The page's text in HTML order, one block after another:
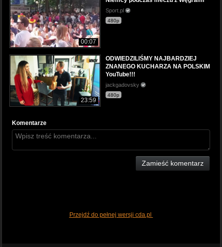
00:07
Sport.pl
480p
23:59
ODWIEDZILIŚMY NAJBARDZIEJ
ZNANEGO KUCHARZA NA POLSKIM
YouTube!!!
jackgadovsky
480p
Komentarze
Zamieść komentarz
Przejdź do pełnej wersji cda.pl